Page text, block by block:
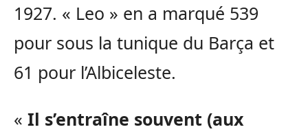
1927. « Leo » en a marqué 539
pour sous la tunique du Barça et
61 pour l’Albiceleste.
« Il s’entraîne souvent (aux